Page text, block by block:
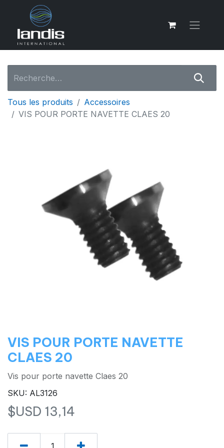
Tous les produits
Accessoires
VIS POUR PORTE NAVETTE CLAES 20
VIS POUR PORTE NAVETTE
CLAES 20
Vis pour porte navette Claes 20
SKU: AL3126
$USD 13,14